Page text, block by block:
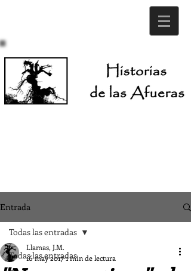
Entrada
Todas las entradas
Todas las entradas
Llamas, J.M.
16 may 20171 min de lectura